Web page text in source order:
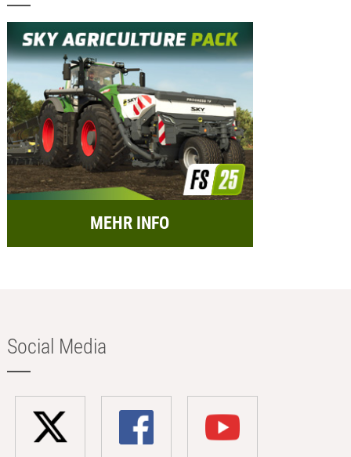
MEHR INFO
Social Media